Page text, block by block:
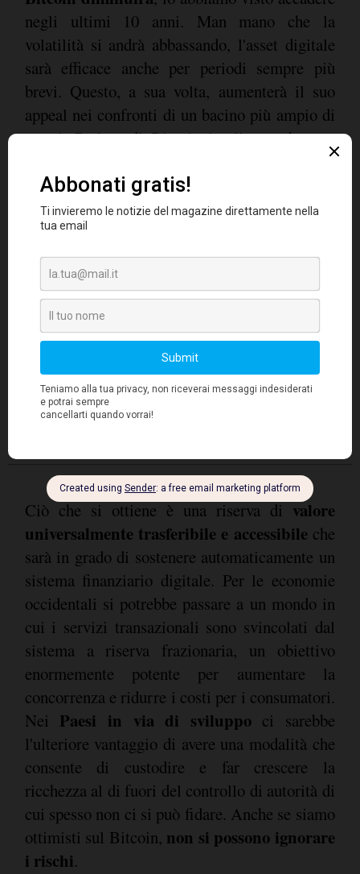
negli ultimi 10 anni. Man mano che la
volatilità si andrà abbassando, l'asset digitale
sarà efficace anche per periodi sempre più
brevi. Questo, a sua volta, aumenterà il suo
appeal nei confronti di un bacino più ampio di
utenti. Parlare di Bitcoin implica anche una
. Spesso
questo porta a ulteriori paragoni, questa volta
con le reti di pagamento come MasterCard o
Visa. Bitcoin non ha bisogno di rivaleggiare
con questi sistemi. Ciò che colpisce davvero
nella suatrasferibilità è la natura
dell'ecosistemache può essere costruito; il
sistema finanziario e le istituzioni che si
sviluppano cambiano notevolmente se la
riserva di valore è funzionale (l'oro non lo è) e
non è controllata centralmente da un oligopolio
(si pensi alle banche).
Ciò che si ottiene è una riserva di valore
universalmente trasferibile e accessibile che
sarà in grado di sostenere automaticamente un
sistema finanziario digitale. Per le economie
occidentali si potrebbe passare a un mondo in
cui i servizi transazionali sono svincolati dal
sistema a riserva frazionaria, un obiettivo
enormemente potente per aumentare la
concorrenza e ridurre i costi per i consumatori.
Nei Paesi in via di sviluppoci sarebbe
l'ulteriore vantaggio di avere una modalità che
consente di custodire e far crescere la
ricchezza al di fuori del controllo di autorità di
cui spesso non ci si può fidare. Anche se siamo
ottimisti sul Bitcoin, non si possono ignorare
i rischi.